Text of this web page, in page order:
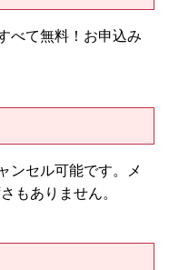
べて無料！お申込み
ンセル可能です。メ
もありません。